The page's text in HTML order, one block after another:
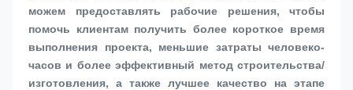
можем предоставлять рабочие решения, чтобы
помочь клиентам получить более короткое время
выполнения проекта, меньшие затраты человеко-
часов и более эффективный метод строительства/
изготовления, а также лучшее качество на этапе